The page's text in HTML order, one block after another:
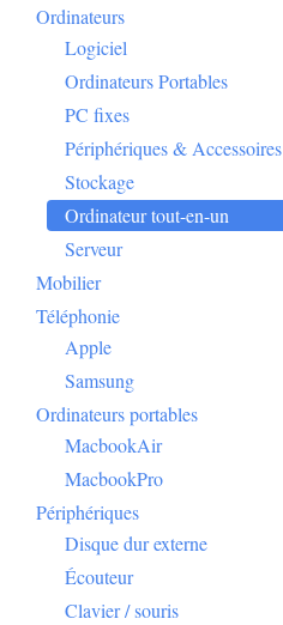
Ordinateurs
Logiciel
Ordinateurs Portables
PC fixes
Périphériques & Accessoires
Stockage
Ordinateur tout-en-un
Serveur
Mobilier
Téléphonie
Apple
Samsung
Ordinateurs portables
MacbookAir
MacbookPro
Périphériques
Disque dur externe
Écouteur
Clavier / souris